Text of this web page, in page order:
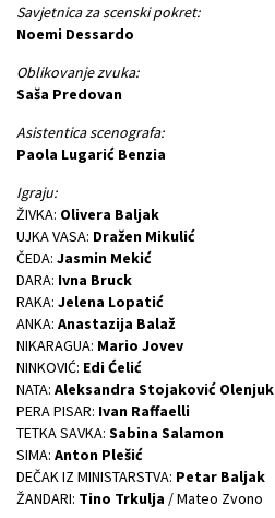
Savjetnica za scenski pokret:
Noemi Dessardo
Oblikovanje zvuka:
Saša Predovan
Asistentica scenografa:
Paola Lugarić Benzia
Igraju:
ŽIVKA: Olivera Baljak
UJKA VASA: Dražen Mikulić
ČEDA: Jasmin Mekić
DARA: Ivna Bruck
RAKA: Jelena Lopatić
ANKA: Anastazija Balaž
NIKARAGUA: Mario Jovev
NINKOVIĆ: Edi Ćelić
NATA: Aleksandra Stojaković Olenjuk
PERA PISAR: Ivan Raffaelli
TETKA SAVKA: Sabina Salamon
SIMA: Anton Plešić
DEČAK IZ MINISTARSTVA: Petar Baljak
ŽANDARI: Tino Trkulja / Mateo Zvono